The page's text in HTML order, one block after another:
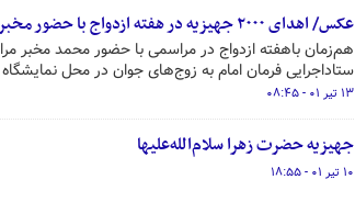
عکس/ اهدای ۲۰۰۰ جهیزیه در هفته ازدواج با حضور مخبر
هم‌زمان باهفته ازدواج در مراسمی با حضور محمد مخبر
ستاداجرایی فرمان امام به زوج‌های جوان در محل
۱۳ تیر ۰۱ - ۰۸:۴۵
جهیزیه حضرت زهرا سلام‌الله‌علیها
۱۰ تیر ۰۱ - ۱۸:۵۵